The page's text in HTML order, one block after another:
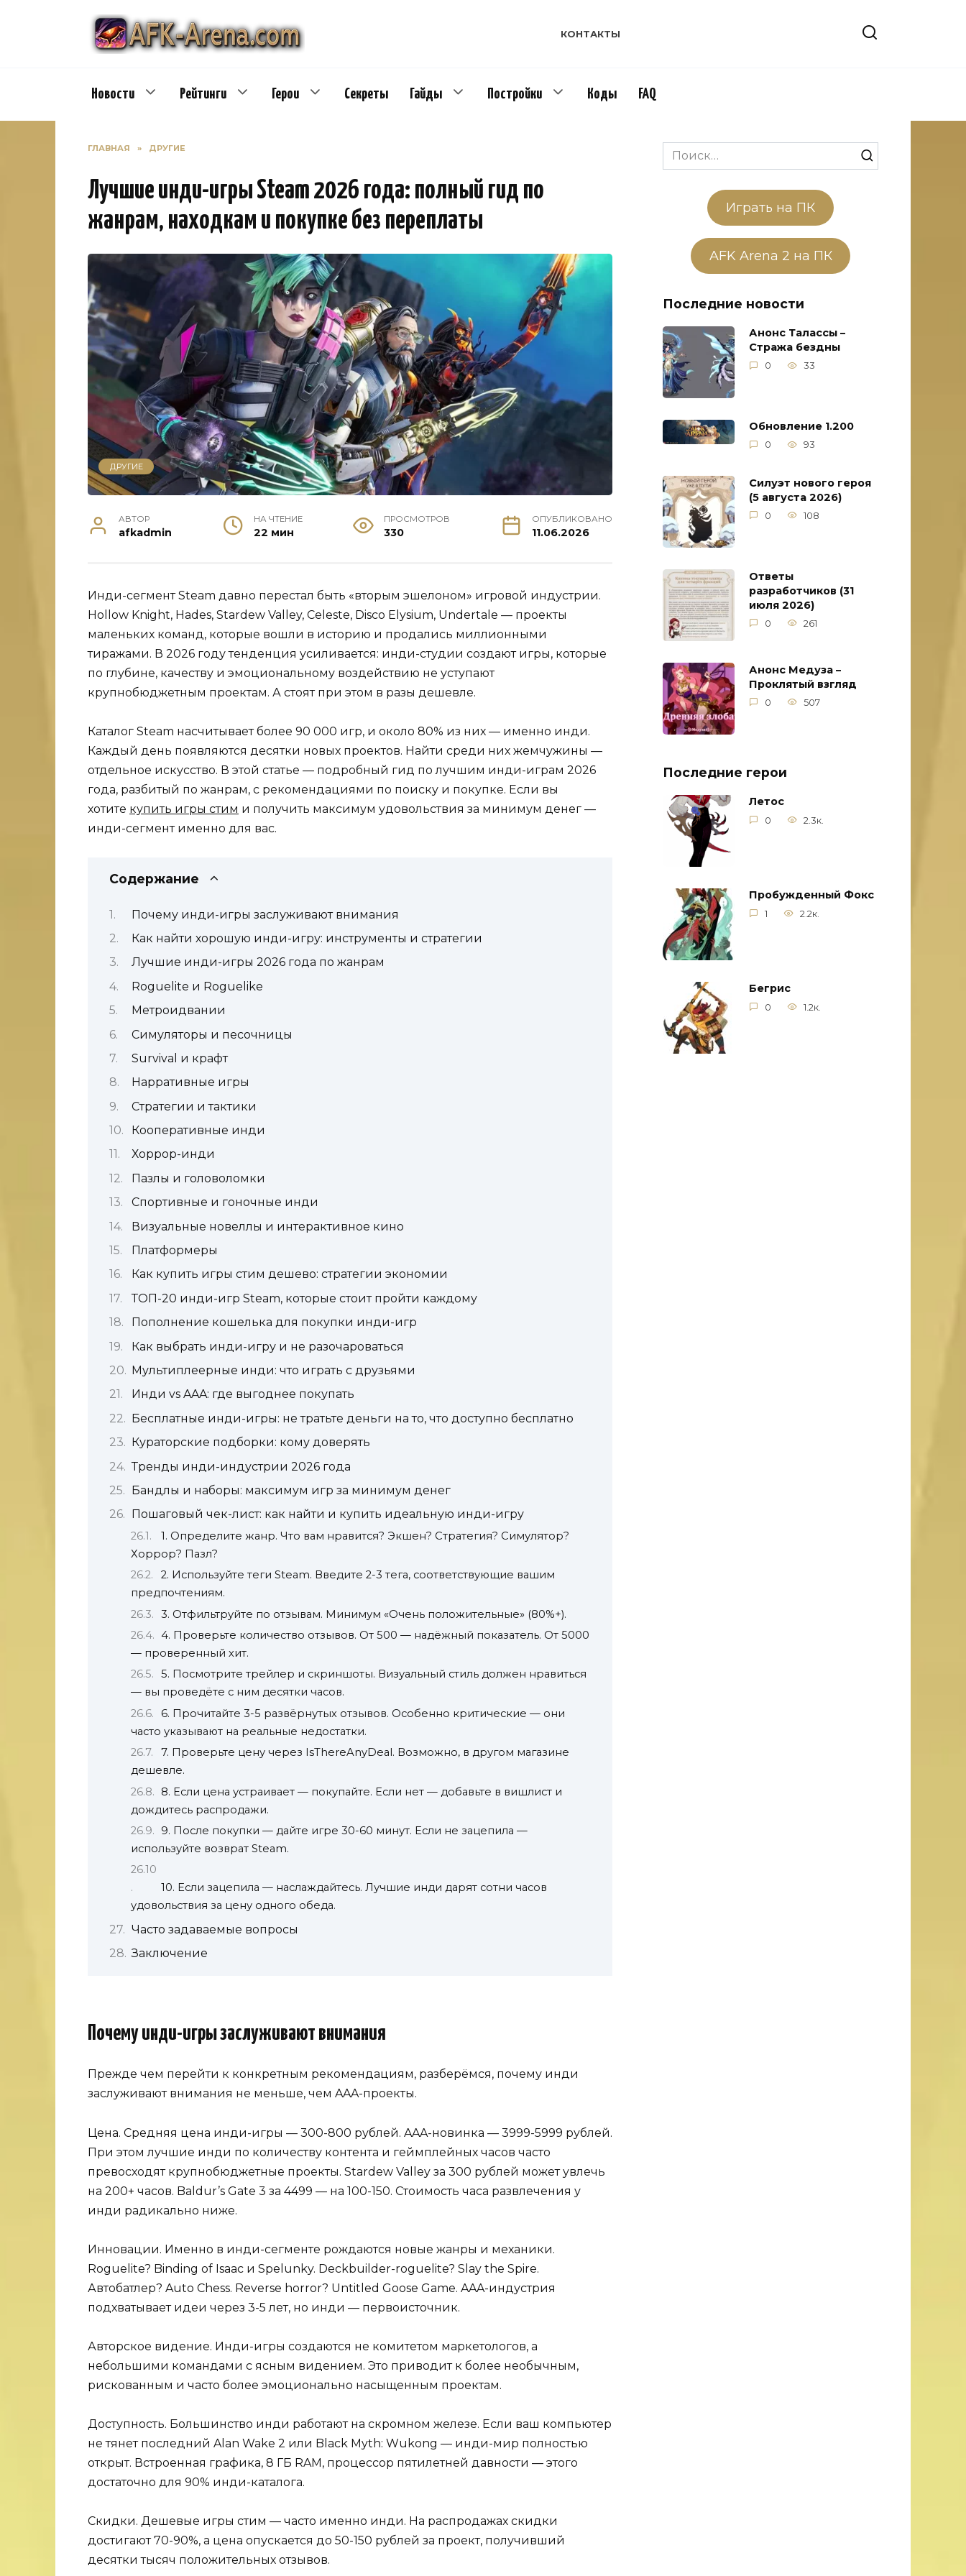
КОНТАКТЫ
Новости Рейтинги Герои Секреты Гайды Постройки Коды FAQ
ГЛАВНАЯ » ДРУГИЕ
Лучшие инди-игры Steam 2026 года: полный гид по
жанрам, находкам и покупке без переплаты
ДРУГИЕ
АВТОР
afkadmin
НА ЧТЕНИЕ
22 мин
ПРОСМОТРОВ
330
ОПУБЛИКОВАНО
11.06.2026
Инди-сегмент Steam давно перестал быть «вторым эшелоном» игровой индустрии.
Hollow Knight, Hades, Stardew Valley, Celeste, Disco Elysium, Undertale — проекты
маленьких команд, которые вошли в историю и продались миллионными
тиражами. В 2026 году тенденция усиливается: инди-студии создают игры, которые
по глубине, качеству и эмоциональному воздействию не уступают
крупнобюджетным проектам. А стоят при этом в разы дешевле.
Каталог Steam насчитывает более 90 000 игр, и около 80% из них — именно инди.
Каждый день появляются десятки новых проектов. Найти среди них жемчужины —
отдельное искусство. В этой статье — подробный гид по лучшим инди-играм 2026
года, разбитый по жанрам, с рекомендациями по поиску и покупке. Если вы
хотите купить игры стим и получить максимум удовольствия за минимум денег —
инди-сегмент именно для вас.
Содержание
Почему инди-игры заслуживают внимания
Как найти хорошую инди-игру: инструменты и стратегии
Лучшие инди-игры 2026 года по жанрам
Roguelite и Roguelike
Метроидвании
Симуляторы и песочницы
Survival и крафт
Нарративные игры
Стратегии и тактики
Кооперативные инди
Хоррор-инди
Пазлы и головоломки
Спортивные и гоночные инди
Визуальные новеллы и интерактивное кино
Платформеры
Как купить игры стим дешево: стратегии экономии
ТОП-20 инди-игр Steam, которые стоит пройти каждому
Пополнение кошелька для покупки инди-игр
Как выбрать инди-игру и не разочароваться
Мультиплеерные инди: что играть с друзьями
Инди vs AAA: где выгоднее покупать
Бесплатные инди-игры: не тратьте деньги на то, что доступно бесплатно
Кураторские подборки: кому доверять
Тренды инди-индустрии 2026 года
Бандлы и наборы: максимум игр за минимум денег
Пошаговый чек-лист: как найти и купить идеальную инди-игру
1. Определите жанр. Что вам нравится? Экшен? Стратегия? Симулятор?
Хоррор? Пазл?
2. Используйте теги Steam. Введите 2-3 тега, соответствующие вашим
предпочтениям.
3. Отфильтруйте по отзывам. Минимум «Очень положительные» (80%+).
4. Проверьте количество отзывов. От 500 — надёжный показатель. От 5000
— проверенный хит.
5. Посмотрите трейлер и скриншоты. Визуальный стиль должен нравиться
— вы проведёте с ним десятки часов.
6. Прочитайте 3-5 развёрнутых отзывов. Особенно критические — они
часто указывают на реальные недостатки.
7. Проверьте цену через IsThereAnyDeal. Возможно, в другом магазине
дешевле.
8. Если цена устраивает — покупайте. Если нет — добавьте в вишлист и
дождитесь распродажи.
9. После покупки — дайте игре 30-60 минут. Если не зацепила —
используйте возврат Steam.
10. Если зацепила — наслаждайтесь. Лучшие инди дарят сотни часов
удовольствия за цену одного обеда.
Часто задаваемые вопросы
Заключение
Почему инди-игры заслуживают внимания
Прежде чем перейти к конкретным рекомендациям, разберёмся, почему инди
заслуживают внимания не меньше, чем AAA-проекты.
Цена. Средняя цена инди-игры — 300-800 рублей. AAA-новинка — 3999-5999 рублей.
При этом лучшие инди по количеству контента и геймплейных часов часто
превосходят крупнобюджетные проекты. Stardew Valley за 300 рублей может увлечь
на 200+ часов. Baldur’s Gate 3 за 4499 — на 100-150. Стоимость часа развлечения у
инди радикально ниже.
Инновации. Именно в инди-сегменте рождаются новые жанры и механики.
Roguelite? Binding of Isaac и Spelunky. Deckbuilder-roguelite? Slay the Spire.
Автобатлер? Auto Chess. Reverse horror? Untitled Goose Game. AAA-индустрия
подхватывает идеи через 3-5 лет, но инди — первоисточник.
Авторское видение. Инди-игры создаются не комитетом маркетологов, а
небольшими командами с ясным видением. Это приводит к более необычным,
рискованным и часто более эмоционально насыщенным проектам.
Доступность. Большинство инди работают на скромном железе. Если ваш компьютер
не тянет последний Alan Wake 2 или Black Myth: Wukong — инди-мир полностью
открыт. Встроенная графика, 8 ГБ RAM, процессор пятилетней давности — этого
достаточно для 90% инди-каталога.
Скидки. Дешевые игры стим — часто именно инди. На распродажах скидки
достигают 70-90%, а цена опускается до 50-150 рублей за проект, получивший
десятки тысяч положительных отзывов.
Search
for:
Играть на ПК
AFK Arena 2 на ПК
Последние новости
Анонс Талассы –
Стража бездны
0 33
Обновление 1.200
0 93
Силуэт нового героя
(5 августа 2026)
0 108
Ответы
разработчиков (31
июля 2026)
0 261
Анонс Медуза –
Проклятый взгляд
0 507
Последние герои
Летос
0 2.3к.
Пробужденный Фокс
1 2.2к.
Бегрис
0 1.2к.